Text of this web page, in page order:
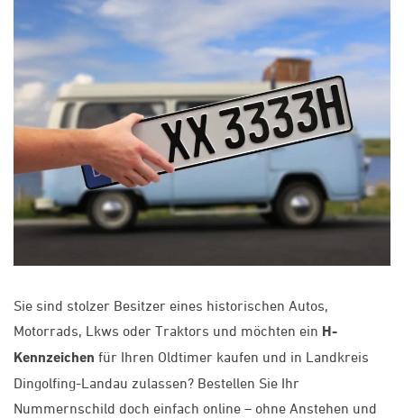
Sie sind stolzer Besitzer eines historischen Autos,
Motorrads, Lkws oder Traktors und möchten ein H-
Kennzeichen für Ihren Oldtimer kaufen und in Landkreis
Dingolfing-Landau zulassen? Bestellen Sie Ihr
Nummernschild doch einfach online – ohne Anstehen und